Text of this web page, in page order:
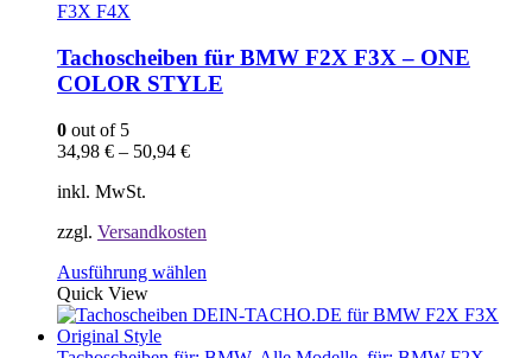
Optionen
können
auf
F3X F4X
Tachoscheiben für BMW F2X F3X – ONE
COLOR STYLE
0 out of 5
34,98 € – 50,94 €
inkl. MwSt.
zzgl. Versandkosten
Ausführung wählen
weist
Quick View